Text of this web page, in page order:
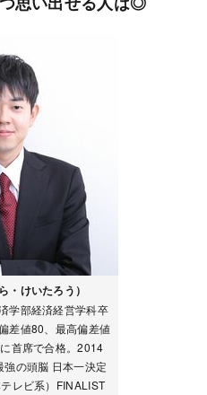
・けいたろう）
学部経済経営学科卒
差値80、最高偏差値
首席で合格。2014
の頭脳 日本一決定
レビ系）FINALIST